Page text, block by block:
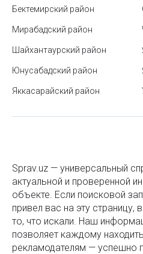
Станция метро Айбек
Общественный транспорт
Мирабадский район
Какие бывают виды соли
Стоимость контрактного
Узбекистана
Правила пользования
этикет и комфорт
Годовщины свадеб с
Бектемирский район
Мирабадский район
Шайхантаурский район
Юнусабадский район
Яккасарайский район
Sprav.uz — универсальный
актуальной и проверенной
объекте. Если поисковой
привел вас на эту страницу,
то, что искали. Наш
позволяет каждому
рекламодателям — успешно